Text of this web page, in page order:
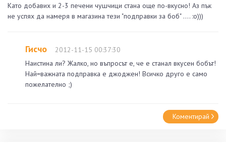
Като добавих и 2-3 печени чушчици стана още по-вкусно! Аз пък
не успях да намеря в магазина тези "подправки за боб" .... :о)))
Гисчо
2012-11-15 00:37:30
Наистина ли? Жалко, но въпросът е, че е станал вкусен бобът!
Най=важната подправка е джоджен! Всичко друго е само
пожелателно ;)
Коментирай